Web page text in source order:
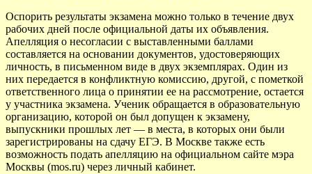
Оспорить результаты экзамена можно только в течение двух
рабочих дней после официальной даты их объявления.
Апелляция о несогласии с выставленными баллами
составляется на основании документов, удостоверяющих
личность, в письменном виде в двух экземплярах. Один из
них передается в конфликтную комиссию, другой, с пометкой
ответственного лица о принятии ее на рассмотрение, остается
у участника экзамена. Ученик обращается в образовательную
организацию, которой он был допущен к экзамену,
выпускники прошлых лет — в места, в которых они были
зарегистрированы на сдачу ЕГЭ. В Москве также есть
возможность подать апелляцию на официальном сайте мэра
Москвы (mos.ru) через личный кабинет.